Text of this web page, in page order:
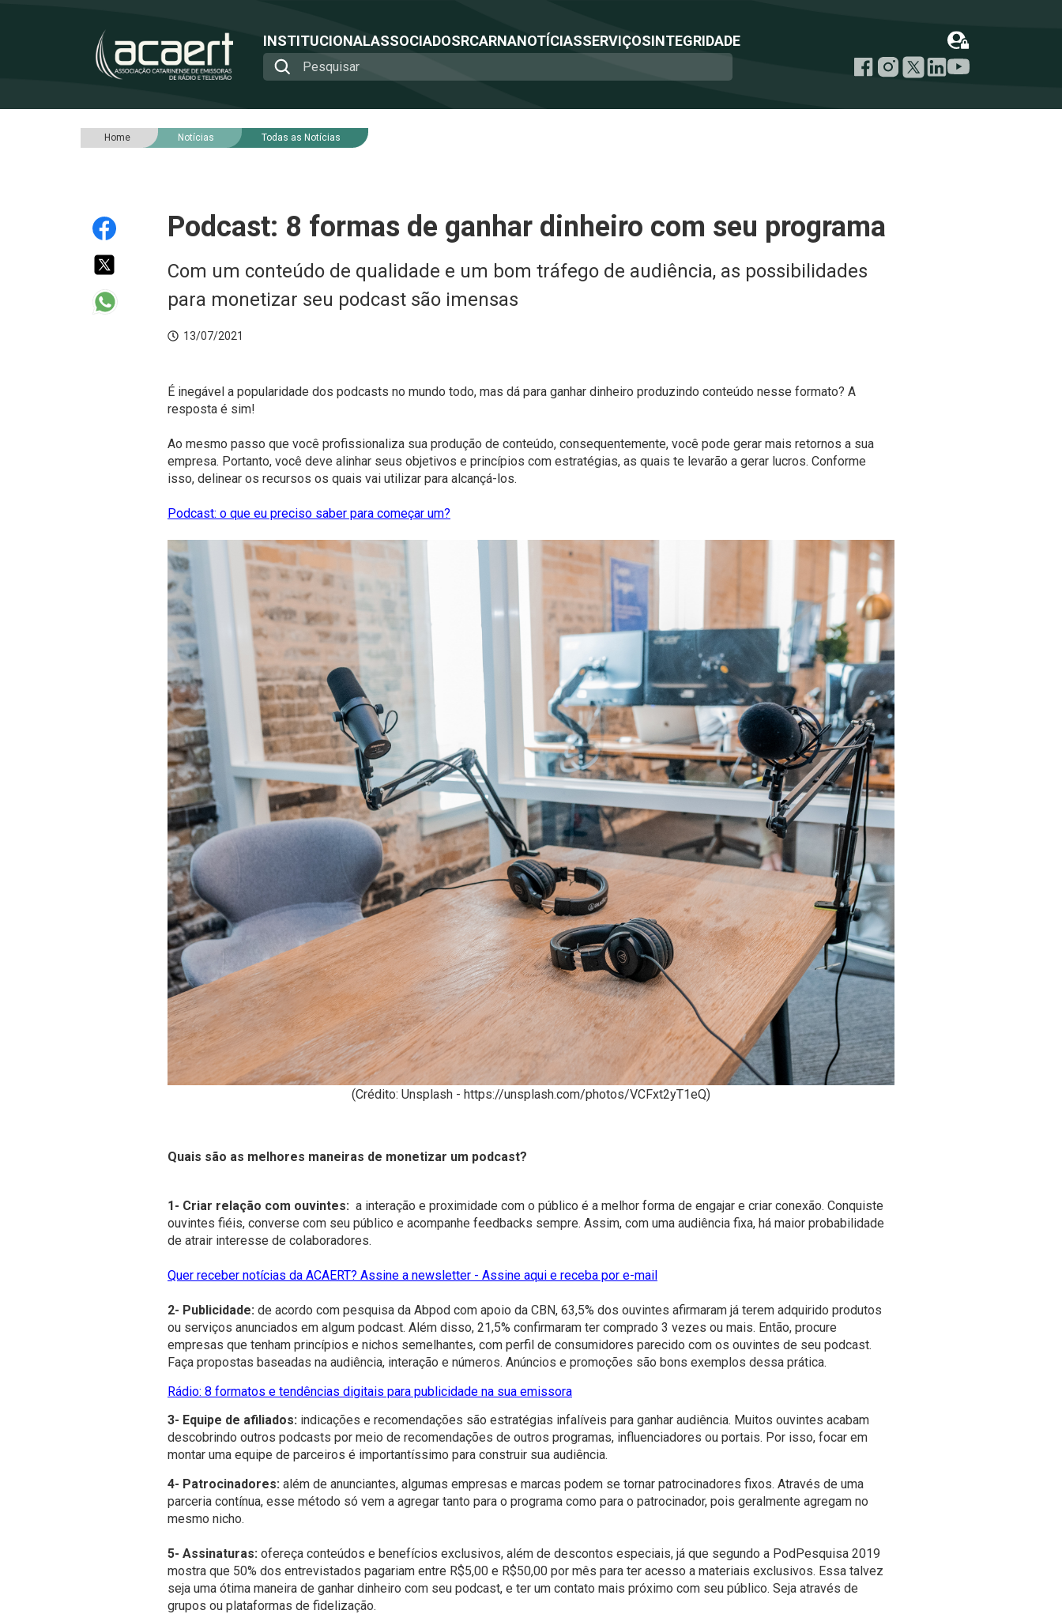
INSTITUCIONALASSOCIADOSRCARNANOTÍCIASSERVIÇOSINTEGRIDADE
Home Notícias Todas as Notícias
Podcast: 8 formas de ganhar dinheiro com seu programa
Com um conteúdo de qualidade e um bom tráfego de audiência, as possibilidades
para monetizar seu podcast são imensas
13/07/2021
É inegável a popularidade dos podcasts no mundo todo, mas dá para ganhar dinheiro produzindo conteúdo nesse formato? A
resposta é sim!
Ao mesmo passo que você profissionaliza sua produção de conteúdo, consequentemente, você pode gerar mais retornos a sua
empresa. Portanto, você deve alinhar seus objetivos e princípios com estratégias, as quais te levarão a gerar lucros. Conforme
isso, delinear os recursos os quais vai utilizar para alcançá-los.
Podcast: o que eu preciso saber para começar um?
(Crédito: Unsplash - https://unsplash.com/photos/VCFxt2yT1eQ)
Quais são as melhores maneiras de monetizar um podcast?
1- Criar relação com ouvintes: a interação e proximidade com o público é a melhor forma de engajar e criar conexão. Conquiste
ouvintes fiéis, converse com seu público e acompanhe feedbacks sempre. Assim, com uma audiência fixa, há maior probabilidade
de atrair interesse de colaboradores.
Quer receber notícias da ACAERT? Assine a newsletter - Assine aqui e receba por e-mail
2- Publicidade: de acordo com pesquisa da Abpod com apoio da CBN, 63,5% dos ouvintes afirmaram já terem adquirido produtos
ou serviços anunciados em algum podcast. Além disso, 21,5% confirmaram ter comprado 3 vezes ou mais. Então, procure
empresas que tenham princípios e nichos semelhantes, com perfil de consumidores parecido com os ouvintes de seu podcast.
Faça propostas baseadas na audiência, interação e números. Anúncios e promoções são bons exemplos dessa prática.
Rádio: 8 formatos e tendências digitais para publicidade na sua emissora
3- Equipe de afiliados: indicações e recomendações são estratégias infalíveis para ganhar audiência. Muitos ouvintes acabam
descobrindo outros podcasts por meio de recomendações de outros programas, influenciadores ou portais. Por isso, focar em
montar uma equipe de parceiros é importantíssimo para construir sua audiência.
4- Patrocinadores: além de anunciantes, algumas empresas e marcas podem se tornar patrocinadores fixos. Através de uma
parceria contínua, esse método só vem a agregar tanto para o programa como para o patrocinador, pois geralmente agregam no
mesmo nicho.
5- Assinaturas: ofereça conteúdos e benefícios exclusivos, além de descontos especiais, já que segundo a PodPesquisa 2019
mostra que 50% dos entrevistados pagariam entre R$5,00 e R$50,00 por mês para ter acesso a materiais exclusivos. Essa talvez
seja uma ótima maneira de ganhar dinheiro com seu podcast, e ter um contato mais próximo com seu público. Seja através de
grupos ou plataformas de fidelização.